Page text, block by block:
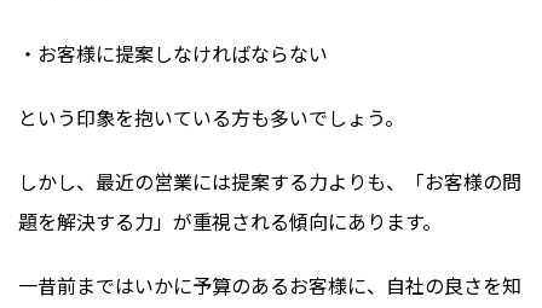
・お客様に提案しなければならない
という印象を抱いている方も多いでしょう。
しかし、最近の営業には提案する力よりも、「お客様の問
題を解決する力」が重視される傾向にあります。
一昔前まではいかに予算のあるお客様に、自社の良さを知